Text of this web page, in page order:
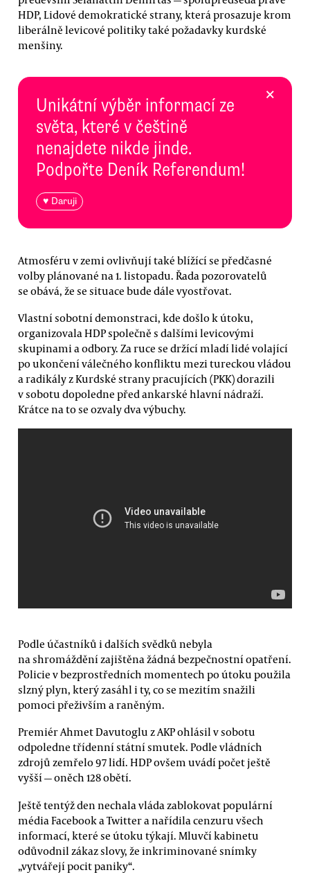
HDP, Lidové demokratické strany, která prosazuje krom
liberálně levicové politiky také požadavky kurdské
menšiny.
Unikátní výběr informací ze
světa, které v češtině
nenajdete nikde jinde.
Podpořte Deník Referendum!
♥ Daruji
×
Atmosféru v zemi ovlivňují také blížící se předčasné
volby plánované na 1. listopadu. Řada pozorovatelů
se obává, že se situace bude dále vyostřovat.
Vlastní sobotní demonstraci, kde došlo k útoku,
organizovala HDP společně s dalšími levicovými
skupinami a odbory. Za ruce se držící mladí lidé volající
po ukončení válečného konfliktu mezi tureckou vládou
a radikály z Kurdské strany pracujících (PKK) dorazili
v sobotu dopoledne před ankarské hlavní nádraží.
Krátce na to se ozvaly dva výbuchy.
Podle účastníků i dalších svědků nebyla
na shromáždění zajištěna žádná bezpečnostní opatření.
Policie v bezprostředních momentech po útoku použila
slzný plyn, který zasáhl i ty, co se mezitím snažili
pomoci přeživším a raněným.
Premiér Ahmet Davutoglu z AKP ohlásil v sobotu
odpoledne třídenní státní smutek. Podle vládních
zdrojů zemřelo 97 lidí. HDP ovšem uvádí počet ještě
vyšší — oněch 128 obětí.
Ještě tentýž den nechala vláda zablokovat populární
média Facebook a Twitter a nařídila cenzuru všech
informací, které se útoku týkají. Mluvčí kabinetu
odůvodnil zákaz slovy, že inkriminované snímky
„vytvářejí pocit paniky“.